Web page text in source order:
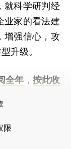
就科学研判经
业家的看法建
增强信心，攻
升级。
全年， 按此收
限